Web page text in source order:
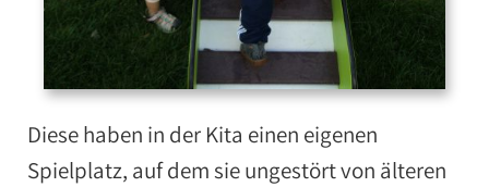
Diese haben in der Kita einen eigenen
Spielplatz, auf dem sie ungestört von älteren